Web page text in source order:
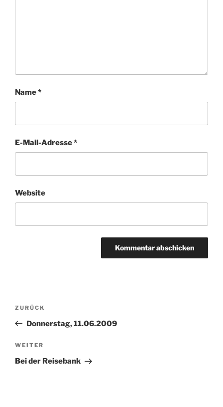
Name*
E-Mail-Adresse*
Website
Beitragsnavigation
Vorheriger
Beitrag
ZURÜCK
Donnerstag, 11.06.2009
Nächster
Beitrag
WEITER
Bei der Reisebank